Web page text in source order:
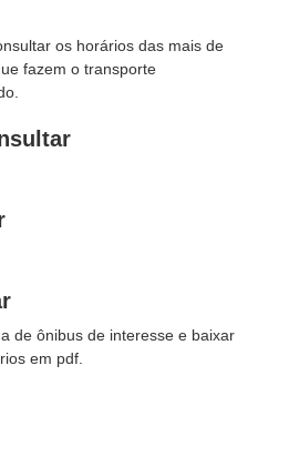
os horários das mais de
fazem o transporte
de ônibus de interesse e baixar
em pdf.